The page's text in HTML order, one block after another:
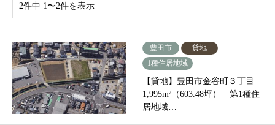
2件中 1〜2件を表示
豊田市
貸地
1種住居地域
【貸地】豊田市金谷町３丁目
1,995m²（603.48坪） 第1種住
居地域…